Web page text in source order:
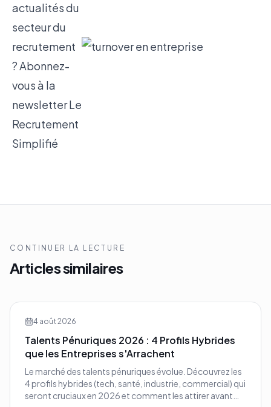
actualités du
secteur du
recrutement
? Abonnez-
vous à la
newsletterLe
Recrutement
Simplifié
CONTINUER LA LECTURE
Articles similaires
4 août 2026
Talents Pénuriques 2026 : 4 Profils Hybrides
que les Entreprises s'Arrachent
Le marché des talents pénuriques évolue. Découvrez les
4 profils hybrides (tech, santé, industrie, commercial) qui
seront cruciaux en 2026 et comment les attirer avant